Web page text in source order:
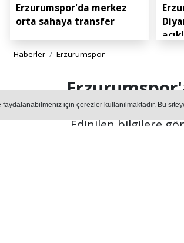
için çerezler kullanılmaktadır. Bu
Erzurumspor'da merkez
orta sahaya transfer
Haberler Erzurumspor
Edinilen bilgilere